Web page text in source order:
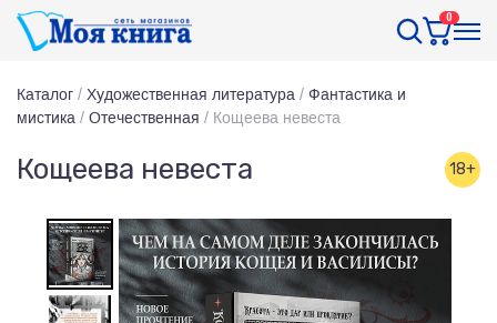
0
Каталог / Художественная литература / Фантастика и
мистика / Отечественная / Кощеева невеста
Кощеева невеста 18+